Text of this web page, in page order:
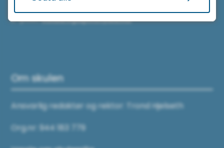
E-post:volda.vgs@mrfylke.no
Om skulen
Ansvarlig redaktør og rektor: Trond Hjelseth
Org.nr: 944 183 779